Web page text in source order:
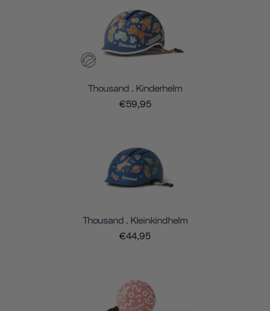
Thousand . Kinderhelm
€59,95
Thousand . Kleinkindhelm
€44,95